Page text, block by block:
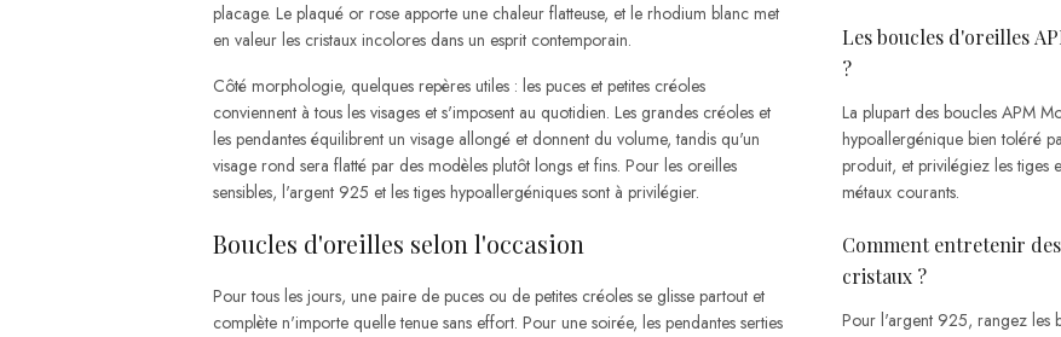
placage. Le plaqué or rose apporte une chaleur flatteuse, et le rhodium blanc met
en valeur les cristaux incolores dans un esprit contemporain.
Côté morphologie, quelques repères utiles : les puces et petites créoles
conviennent à tous les visages et s'imposent au quotidien. Les grandes créoles et
les pendantes équilibrent un visage allongé et donnent du volume, tandis qu'un
visage rond sera flatté par des modèles plutôt longs et fins. Pour les oreilles
sensibles, l'argent 925 et les tiges hypoallergéniques sont à privilégier.
Boucles d'oreilles selon l'occasion
Pour tous les jours, une paire de puces ou de petites créoles se glisse partout et
complète n'importe quelle tenue sans effort. Pour une soirée, les pendantes serties
Les boucles d'oreilles
?
La plupart des boucles APM
hypoallergénique bien toléré
produit, et privilégiez les tiges
métaux courants.
Comment entretenir
cristaux ?
Pour l'argent 925, rangez les